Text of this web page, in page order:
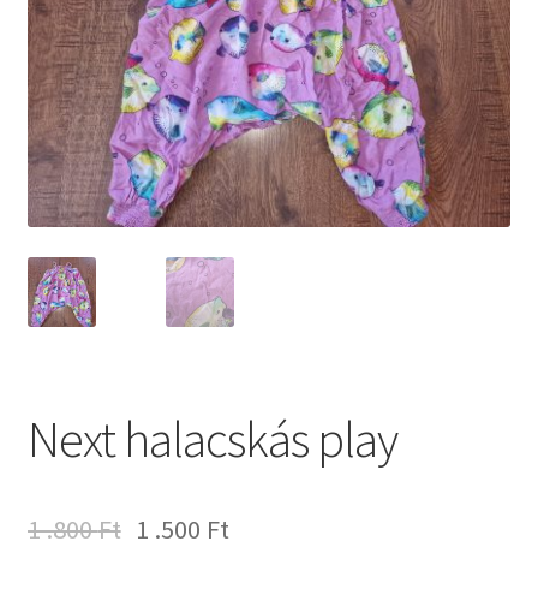
Next halacskás play
1 .800Ft 1 .500 Ft